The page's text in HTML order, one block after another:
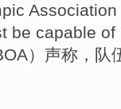
Association
be capable of
）声称， 队